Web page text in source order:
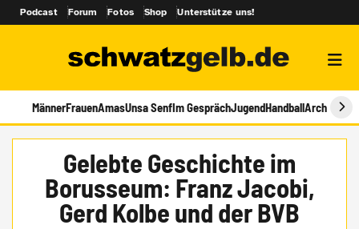
Podcast Forum Fotos Shop Unterstütze uns!
MännerFrauenAmasUnsa SenfIm GesprächJugendHandballArchiv
Gelebte Geschichte im
Borusseum: Franz Jacobi,
Gerd Kolbe und der BVB